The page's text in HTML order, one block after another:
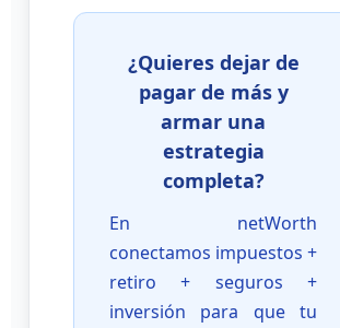
¿Quieres dejar de
pagar de más y
armar una
estrategia
completa?
En netWorth
conectamos impuestos +
retiro + seguros +
inversión para que tu